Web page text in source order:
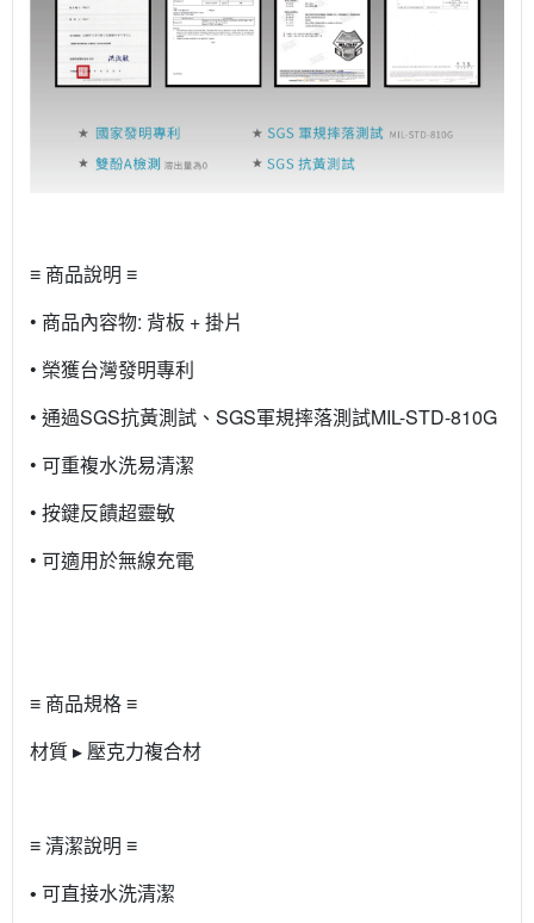
≡ 商品說明 ≡
• 商品內容物: 背板 + 掛片
• 榮獲台灣發明專利
• 通過SGS抗黃測試、SGS軍規摔落測試MIL-STD-810G
• 可重複水洗易清潔
• 按鍵反饋超靈敏
• 可適用於無線充電
≡ 商品規格 ≡
材質 ▸ 壓克力複合材
≡ 清潔說明 ≡
• 可直接水洗清潔